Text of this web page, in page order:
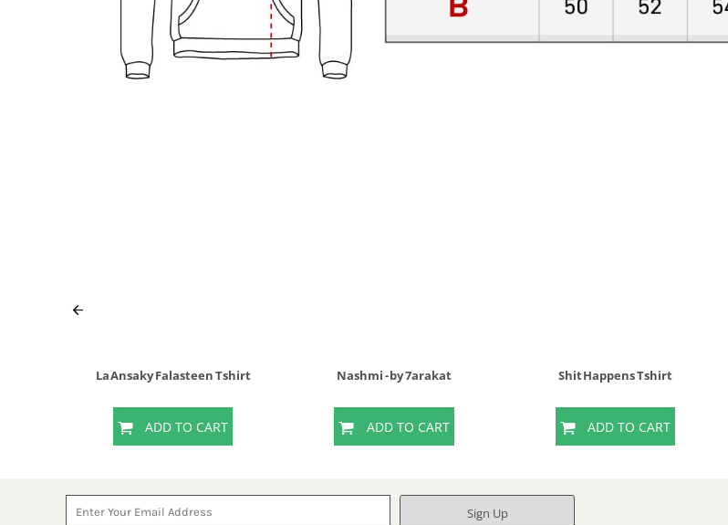
La Ansaky Falasteen Tshirt
ADD TO CART
Nashmi - by 7arakat
ADD TO CART
Shit Happens Tshirt
ADD TO CART
Sign Up